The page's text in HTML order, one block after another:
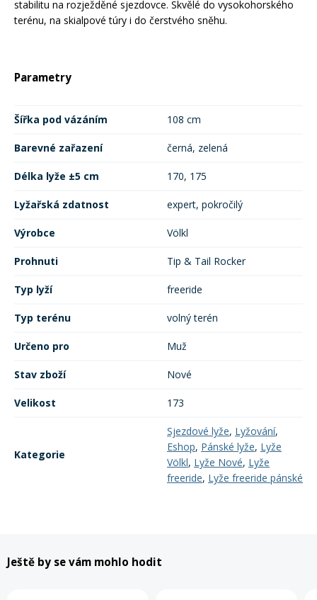
stabilitu na rozježděné sjezdovce. Skvělé do vysokohorského
terénu, na skialpové túry i do čerstvého sněhu.
Parametry
Šířka pod vázáním 108 cm
Barevné zařazení černá, zelená
Délka lyže ±5 cm 170, 175
Lyžařská zdatnost expert, pokročilý
Výrobce Völkl
Prohnuti Tip & Tail Rocker
Typ lyží freeride
Typ terénu volný terén
Určeno pro Muž
Stav zboží Nové
Velikost 173
Kategorie
Sjezdové lyže, Lyžování,
Eshop, Pánské lyže, Lyže
Völkl, Lyže Nové, Lyže
freeride, Lyže freeride pánské
Ještě by se vám mohlo hodit